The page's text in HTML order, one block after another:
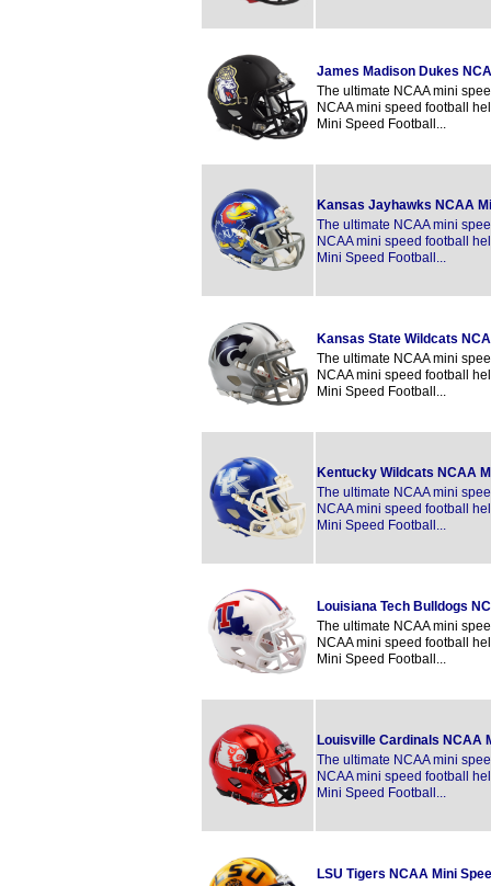
James Madison Dukes
The ultimate NCAA mini
NCAA mini speed football
Mini Speed Football...
Kansas Jayhawks NCAA
The ultimate NCAA mini
NCAA mini speed football
Mini Speed Football...
Kansas State Wildcats
The ultimate NCAA mini
NCAA mini speed football
Mini Speed Football...
Kentucky Wildcats NCAA
The ultimate NCAA mini
NCAA mini speed football
Mini Speed Football...
Louisiana Tech Bulldogs
The ultimate NCAA mini
NCAA mini speed football
Mini Speed Football...
Louisville Cardinals NCAA
The ultimate NCAA mini
NCAA mini speed football
Mini Speed Football...
LSU Tigers NCAA Mini